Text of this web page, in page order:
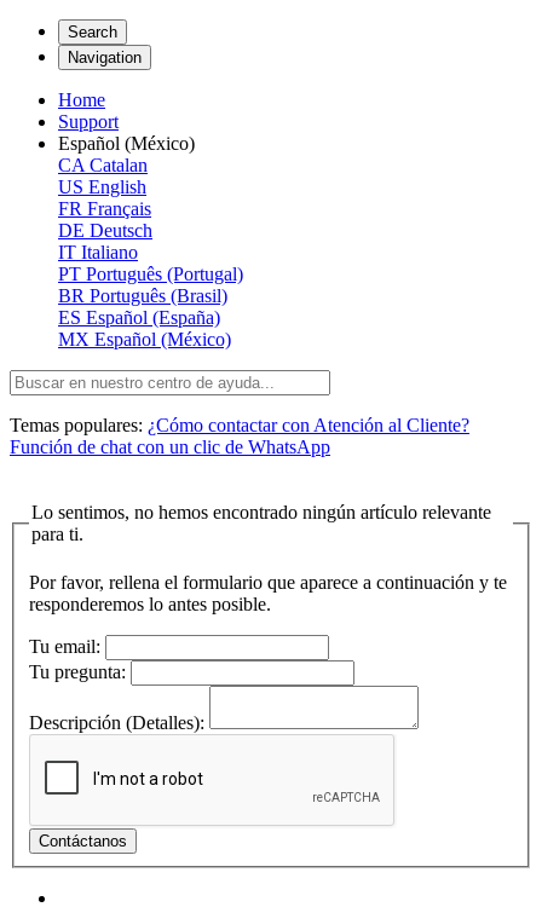
Search
Navigation
Home
Support
Español (México)
CA Catalan
US English
FR Français
DE Deutsch
IT Italiano
PT Português (Portugal)
BR Português (Brasil)
ES Español (España)
MX Español (México)
Temas populares: ¿Cómo contactar con Atención al Cliente?
Función de chat con un clic de WhatsApp
Lo sentimos, no hemos encontrado ningún artículo relevante
para ti.
Por favor, rellena el formulario que aparece a continuación y te
responderemos lo antes posible.
Tu email:
Tu pregunta:
Descripción (Detalles):